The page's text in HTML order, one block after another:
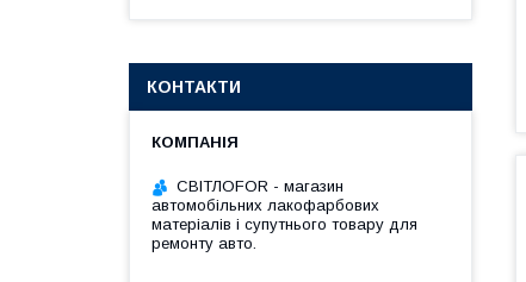
КОНТАКТИ
СВІТЛОFOR - магазин
автомобільних лакофарбових
матеріалів і супутнього товару для
ремонту авто.